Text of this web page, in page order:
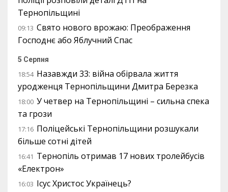
Тернопільщині
09:13 Свято нового врожаю: Преображення
Господнє або Яблучний Спас
5 Серпня
18:54 Назавжди 33: війна обірвала життя
уродженця Тернопільщини Дмитра Березка
18:00 У четвер на Тернопільщині – сильна спека
та грози
17:16 Поліцейські Тернопільщини розшукали
більше сотні дітей
16:41 Тернопіль отримав 17 нових тролейбусів
«Електрон»
16:03 Ісус Христос Українець?